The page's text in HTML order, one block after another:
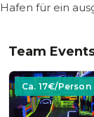
Hafen für ein
Team
Ca. 17€/Person